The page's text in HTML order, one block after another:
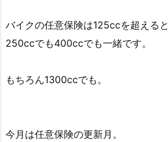
バイクの任意保険は125ccを超えると
250ccでも400ccでも一緒です。
もちろん1300ccでも。
今月は任意保険の更新月。